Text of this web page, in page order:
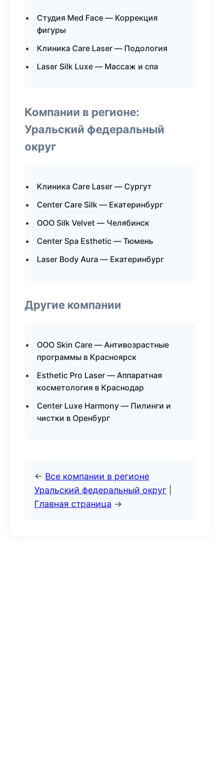
Студия Med Face — Коррекция
фигуры
Клиника Care Laser — Подология
Laser Silk Luxe — Массаж и спа
Компании в регионе:
Уральский федеральный
округ
Клиника Care Laser — Сургут
Center Care Silk — Екатеринбург
ООО Silk Velvet — Челябинск
Center Spa Esthetic — Тюмень
Laser Body Aura — Екатеринбург
Другие компании
ООО Skin Care — Антивозрастные
программы в Красноярск
Esthetic Pro Laser — Аппаратная
косметология в Краснодар
Center Luxe Harmony — Пилинги и
чистки в Оренбург
← Все компании в регионе
Уральский федеральный округ
Главная страница →